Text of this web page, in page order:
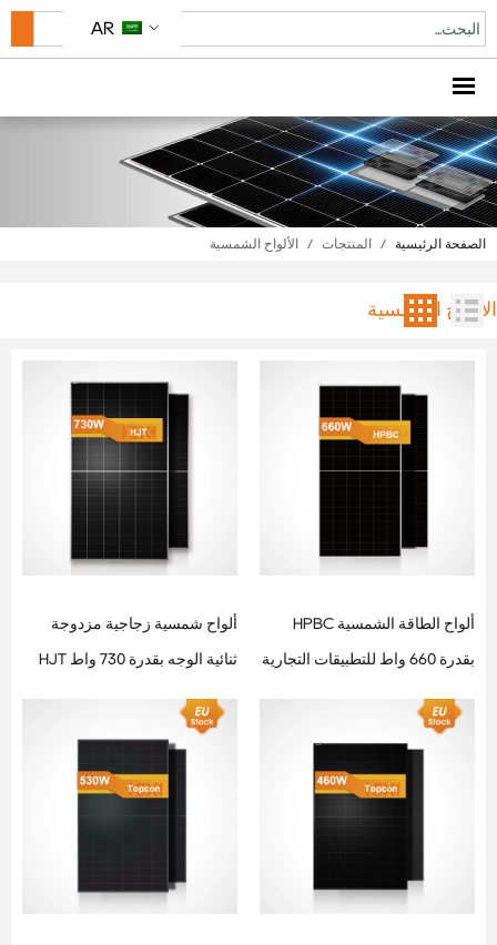
الصفحة الرئيسية / المنتجات / الألواح الشمسية
الألواح الشمسية
ألواح شمسية زجاجية مزدوجة
ثنائية الوجه بقدرة 730 واط HJT
المرافق
ألواح الطاقة الشمسية HPBC
بقدرة 660 واط للتطبيقات التجارية